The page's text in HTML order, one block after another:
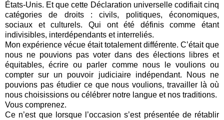
États-Unis. Et que cette Déclaration universelle codifiait cinq
catégories de droits : civils, politiques, économiques,
sociaux et culturels. Qui ont été définis comme étant
indivisibles, interdépendants et interreliés.
Mon expérience vécue était totalement différente. C’était que
nous ne pouvions pas voter dans des élections libres et
équitables, écrire ou parler comme nous le voulions ou
compter sur un pouvoir judiciaire indépendant. Nous ne
pouvions pas étudier ce que nous voulions, travailler là où
nous choisissions ou célébrer notre langue et nos traditions.
Vous comprenez.
Ce n’est que lorsque l’occasion s’est présentée de rétablir